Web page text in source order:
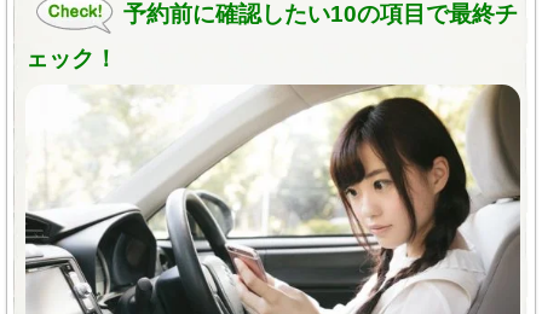
カウンセリング:無料学割:20％OFFペア割:最大
10%OFF
もっと詳しく！
クリニック所在地
-東京-新宿院 渋谷院 銀座院 立川院 町田院
大宮院 柏院 横浜院
-東海- 名古屋院 栄院 新潟院
-関西-
京都四条院 大阪梅田院 心斎橋院 神戸三宮院
-中国-広島院
するため、お肌への負担が軽く温かみを感じる
程度です。
人気の顔脱毛
（日焼け肌、産毛まで効果
バツグンのため化粧ノリUP♪）
最安<500円>からお試しできる眉間脱毛をはじ
めとし、他の脱毛サロンではお手入れが難しい
小鼻、鼻下、首筋などのメニューがあります。
業界初！脱毛×エレクトロポレーション
による施術！
【Lacoco ラココ】(脱毛サロン)
今の常識を覆す業界最先端の‹ルミクス脱毛›
脱毛効果はきちんと出るのに「痛くない・熱く
」。痛みは無痛でほとんど感じず、温かさ
を感じる程度なので肌に優しい安心脱毛です。
また、毛周期に関係なく、毎月通えるため脱毛
完了までが早く、最短6ヶ月で「つるつる」へ。
早い卒業を目指せるのも魅力。従来の脱毛では
施術不可能だった「うぶ毛」「色素の薄い毛」
「ほくろ毛」「日焼け肌」もルミクス脱毛なら
予約前に確認したい10の項目で最終チ
ェック！